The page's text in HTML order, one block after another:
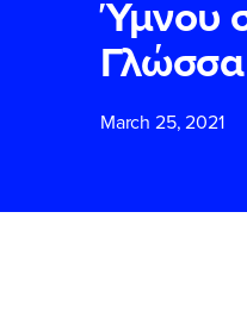
Ύμνου
Γλώσσα
March 25, 2021